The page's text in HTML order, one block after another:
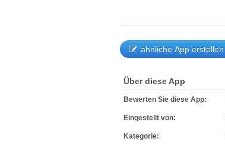
ähnliche App erstellen
Über diese App
Bewerten Sie diese App:
Eingestellt von:
Kategorie: